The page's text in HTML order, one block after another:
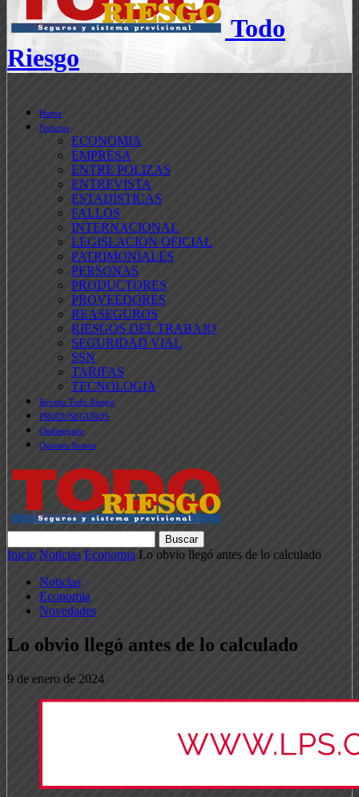
Todo
Riesgo
Home
Noticias
ECONOMIA
EMPRESA
ENTRE POLIZAS
ENTREVISTA
ESTADISTICAS
FALLOS
INTERNACIONAL
LEGISLACION OFICIAL
PATRIMONIALES
PERSONAS
PRODUCTORES
PROVEEDORES
REASEGUROS
RIESGOS DEL TRABAJO
SEGURIDAD VIAL
SSN
TARIFAS
TECNOLOGIA
Revista Todo Riesgo
PRODUSEGUROS
Ondaseguro
Quienes Somos
Inicio Noticias Economia Lo obvio llegó antes de lo calculado
Noticias
Economia
Novedades
Lo obvio llegó antes de lo calculado
9 de enero de 2024